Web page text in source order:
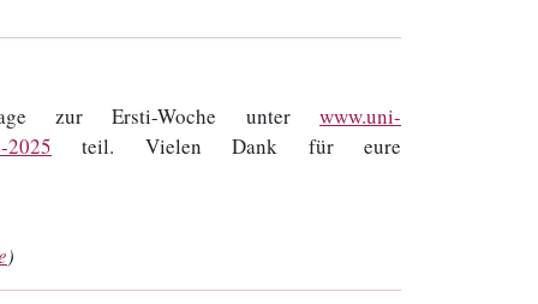
zur Ersti-Woche unter www.uni-
2025 teil. Vielen Dank für eure
)